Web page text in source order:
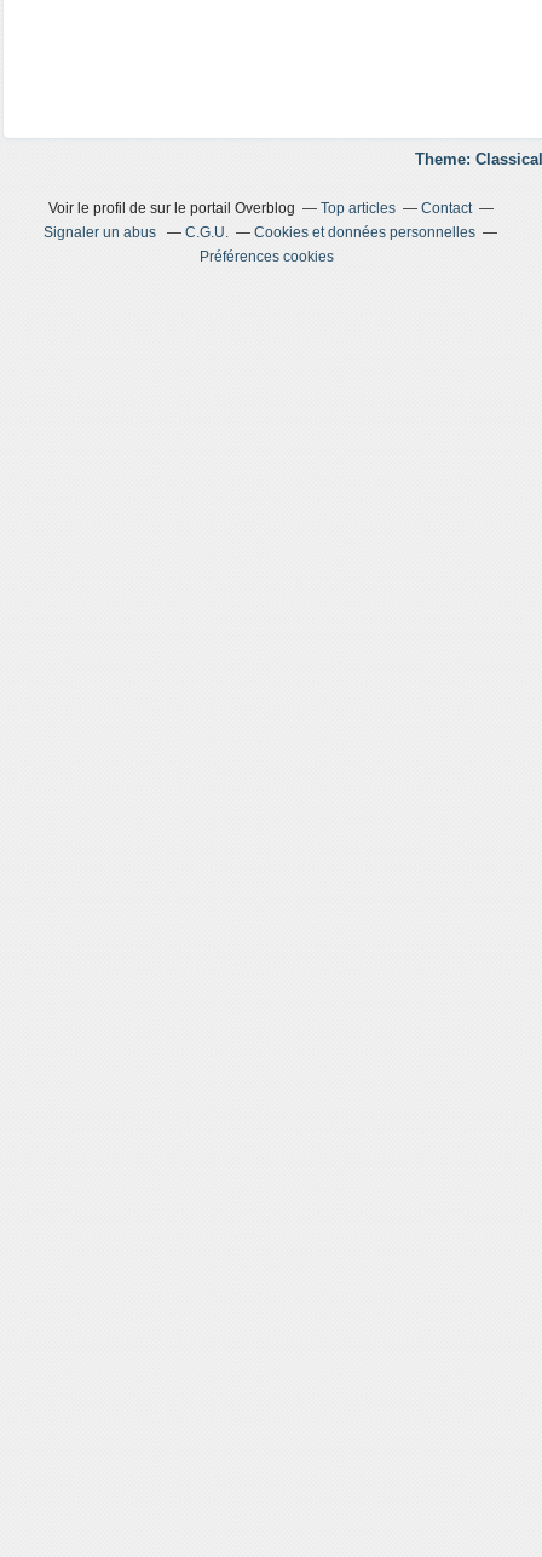
Theme:
Voir le profil de sur le portail Overblog Top articles
Contact
Signaler un abus
C.G.U.
Cookies et données personnelles
Préférences cookies